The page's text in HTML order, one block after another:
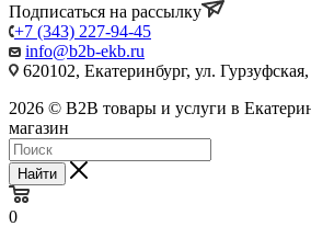
Подписаться на рассылку
+7 (343) 227-94-45
info@b2b-ekb.ru
620102, Екатеринбург, ул.
2026 © B2B товары и услуги в
магазин
Найти
0